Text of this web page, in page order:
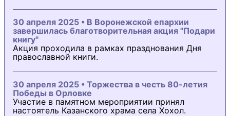
30 апреля 2025 • В Воронежской епархии
завершилась благотворительная акция "Подари
книгу"
Акция проходила в рамках празднования Дня
православной книги.
30 апреля 2025 • Торжества в честь 80-летия
Победы в Орловке
Участие в памятном мероприятии принял
настоятель Казанского храма села Хохол.